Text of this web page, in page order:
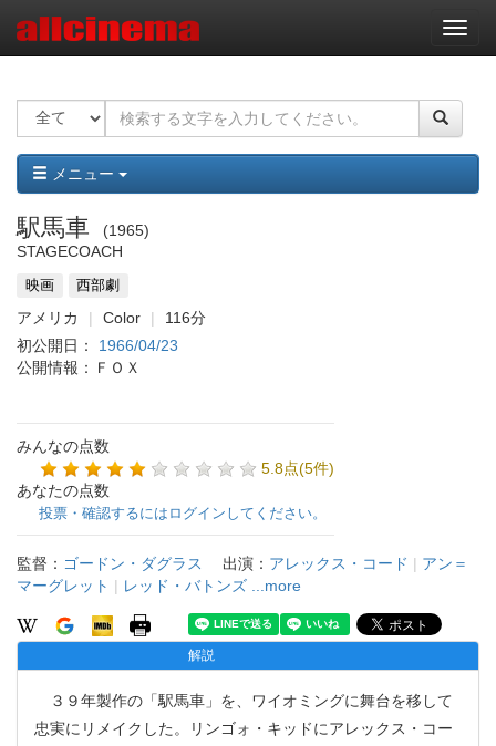
ナ
ビ
ー
ョ
ン
メニュー
駅馬車
1965
STAGECOACH
映画 西部劇
アメリカ Color
116分
初公開日： 1966/04/23
公開情報：ＦＯＸ
みんなの点数
5.8点(5件)
あなたの点数
投票・確認するにはログインしてください。
監督： ゴードン・ダグラス 出演： アレックス・コード | アン＝
マーグレット | レッド・バトンズ ...more
解説
３９年製作の「駅馬車」を、ワイオミングに舞台を移して
忠実にリメイクした。リンゴォ・キッドにアレックス・コー